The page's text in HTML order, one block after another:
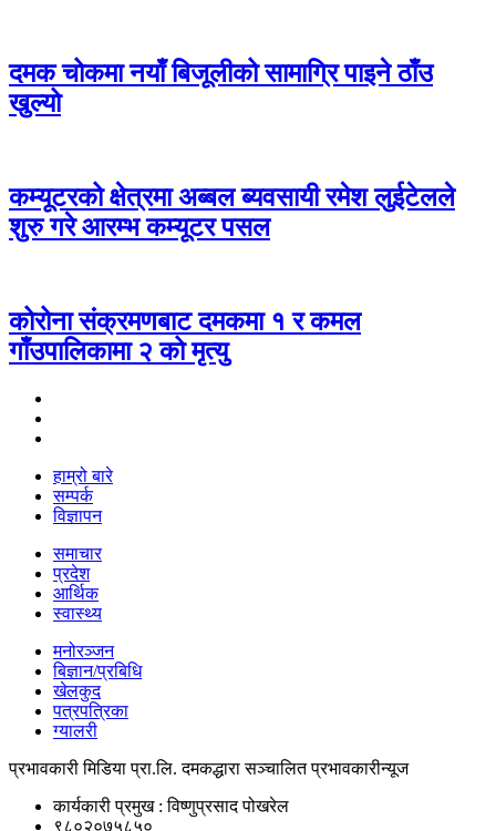
दमक चोकमा नयाँ बिजूलीको सामाग्रि पाइने ठाँउ
खुल्यो
कम्यूटरको क्षेत्रमा अब्बल ब्यवसायी रमेश लुईटेलले
शुरु गरे आरम्भ कम्यूटर पसल
कोरोना संक्रमणबाट दमकमा १ र कमल
गाँउपालिकामा २ को मृत्यु
हाम्रो बारे
सम्पर्क
विज्ञापन
समाचार
प्रदेश
आर्थिक
स्वास्थ्य
मनोरञ्जन
बिज्ञान/प्रबिधि
खेलकुद
पत्रपत्रिका
ग्यालरी
प्रभावकारी मिडिया प्रा.लि. दमकद्धारा सञ्चालित प्रभावकारीन्यूज
कार्यकारी प्रमुख : विष्णुप्रसाद पोखरेल
९८०२०७५८५०